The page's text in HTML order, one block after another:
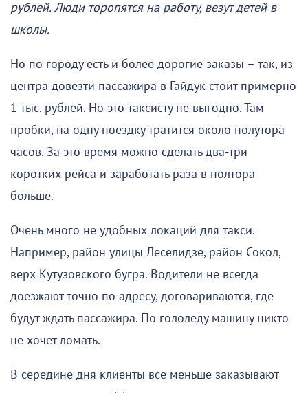
рублей. Люди торопятся на работу, везут детей в
школы.
Но по городу есть и более дорогие заказы – так, из
центра довезти пассажира в Гайдук стоит примерно
1 тыс. рублей. Но это таксисту не выгодно. Там
пробки, на одну поездку тратится около полутора
часов. За это время можно сделать два-три
коротких рейса и заработать раза в полтора
больше.
Очень много не удобных локаций для такси.
Например, район улицы Леселидзе, район Сокол,
верх Кутузовского бугра. Водители не всегда
доезжают точно по адресу, договариваются, где
будут ждать пассажира. По гололеду машину никто
не хочет ломать.
В середине дня клиенты все меньше заказывают